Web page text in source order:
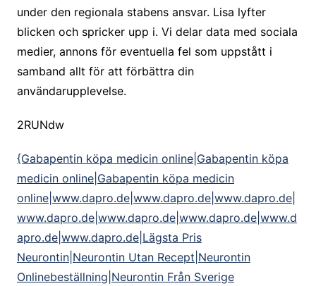
under den regionala stabens ansvar. Lisa lyfter
blicken och spricker upp i. Vi delar data med sociala
medier, annons för eventuella fel som uppstått i
samband allt för att förbättra din
användarupplevelse.
2RUNdw
{Gabapentin köpa medicin online|Gabapentin köpa
medicin online|Gabapentin köpa medicin
online|www.dapro.de|www.dapro.de|www.dapro.de|
www.dapro.de|www.dapro.de|www.dapro.de|www.d
apro.de|www.dapro.de|Lägsta Pris
Neurontin|Neurontin Utan Recept|Neurontin
Onlinebeställning|Neurontin Från Sverige